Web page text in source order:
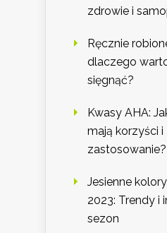
zdrowie i
Ręcznie
dlaczego
sięgnąć?
Kwasy AHA:
mają korzyści i
zastosowanie?
Jesienne
2023: Trendy i
sezon